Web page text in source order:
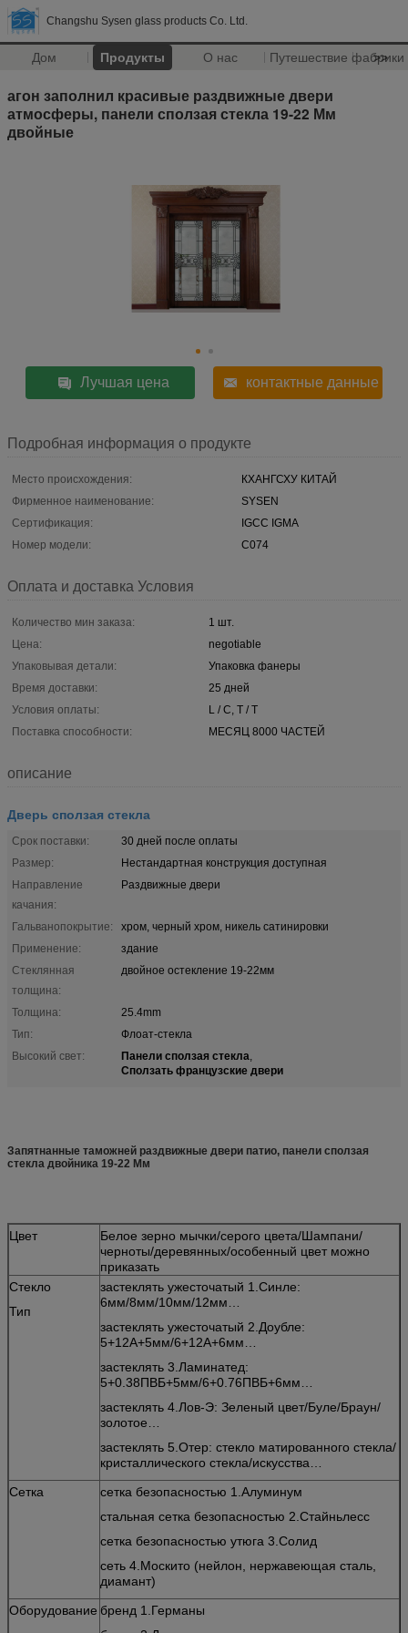
Changshu Sysen glass products Co. Ltd.
Дом Продукты О нас Путешествие фабрики
>>
агон заполнил красивые раздвижные двери
атмосферы, панели сползая стекла 19-22 Мм
двойные
Лучшая цена контактные данные
Подробная информация о продукте
Место происхождения:
КХАНГСХУ КИТАЙ
Фирменное наименование:
SYSEN
Сертификация:
IGCC IGMA
Номер модели:
С074
Оплата и доставка Условия
Количество мин заказа:
1 шт.
Цена:
negotiable
Упаковывая детали:
Упаковка фанеры
Время доставки:
25 дней
Условия оплаты:
L / C, T / T
Поставка способности:
МЕСЯЦ 8000 ЧАСТЕЙ
описание
Дверь сползая стекла
Срок поставки:
30 дней после оплаты
Размер:
Нестандартная конструкция доступная
Направление
качания:
Раздвижные двери
Гальванопокрытие:
хром, черный хром, никель сатинировки
Применение:
здание
Стеклянная
толщина:
двойное остекление 19-22мм
Толщина:
25.4mm
Тип:
Флоат-стекла
Высокий свет:
Панели сползая стекла,
Сползать французские двери
Запятнанные таможней раздвижные двери патио, панели сползая
стекла двойника 19-22 Мм
Цвет
Белое зерно мычки/серого цвета/Шампани/
черноты/деревянных/особенный цвет можно
приказать
Стекло
Тип
застеклять ужесточатый 1.Синле:
6мм/8мм/10мм/12мм…
застеклять ужесточатый 2.Доубле:
5+12А+5мм/6+12А+6мм…
застеклять 3.Ламинатед:
5+0.38ПВБ+5мм/6+0.76ПВБ+6мм…
застеклять 4.Лов-Э: Зеленый цвет/Буле/Браун/
золотое…
застеклять 5.Отер: стекло матированного стекла/
кристаллического стекла/искусства…
Сетка
сетка безопасностью 1.Алуминум
стальная сетка безопасностью 2.Стайньлесс
сетка безопасностью утюга 3.Солид
сеть 4.Москито (нейлон, нержавеющая сталь,
диамант)
Оборудование бренд 1.Германы